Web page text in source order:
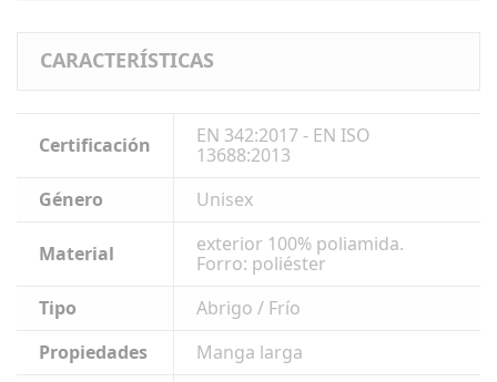
CARACTERÍSTICAS
Certificación
EN 342:2017 - EN ISO
13688:2013​
Género
Unisex
Material
exterior 100% poliamida.
Forro: poliéster
Tipo
Abrigo / Frío
Propiedades
Manga larga